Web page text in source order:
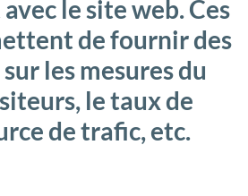
le site web. Ces
de fournir des
les mesures du
le taux de
de trafic, etc.